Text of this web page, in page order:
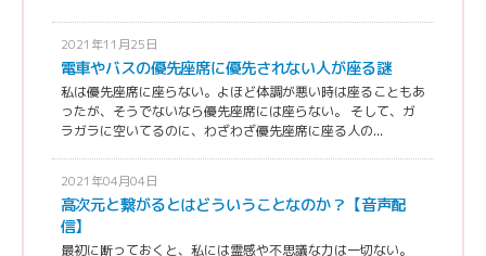
2021年11月25日
電車やバスの優先座席に優先されない人が座る謎
私は優先座席に座らない。よほど体調が悪い時は座ることもあ
ったが、そうでないなら優先座席には座らない。 そして、ガ
ラガラに空いてるのに、わざわざ優先座席に座る人の...
2021年04月04日
高次元と繋がるとはどういうことなのか？【音声配
信】
最初に断っておくと、私には霊感や不思議な力は一切ない。